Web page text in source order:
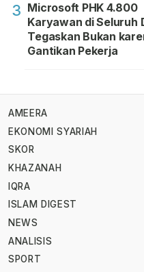
3 Microsoft PHK 4.800
Karyawan di Seluruh
Tegaskan Bukan
Gantikan Pekerja
AMEERA
EKONOMI SYARIAH
SKOR
KHAZANAH
IQRA
ISLAM DIGEST
NEWS
ANALISIS
SPORT